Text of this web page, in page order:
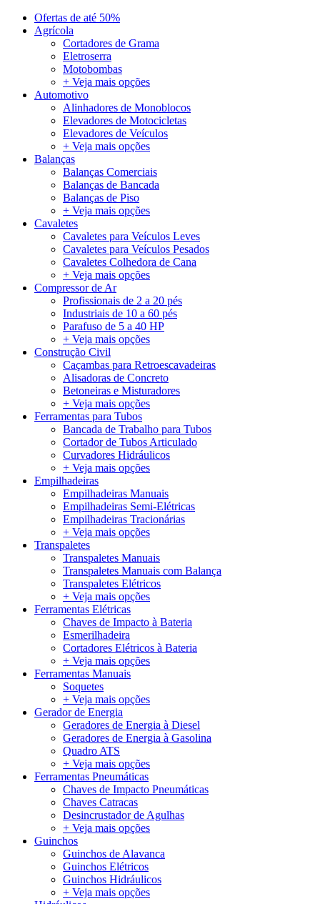
Ofertas de até 50%
Agrícola
Cortadores de Grama
Eletroserra
Motobombas
+ Veja mais opções
Automotivo
Alinhadores de Monoblocos
Elevadores de Motocicletas
Elevadores de Veículos
+ Veja mais opções
Balanças
Balanças Comerciais
Balanças de Bancada
Balanças de Piso
+ Veja mais opções
Cavaletes
Cavaletes para Veículos Leves
Cavaletes para Veículos Pesados
Cavaletes Colhedora de Cana
+ Veja mais opções
Compressor de Ar
Profissionais de 2 a 20 pés
Industriais de 10 a 60 pés
Parafuso de 5 a 40 HP
+ Veja mais opções
Construção Civil
Caçambas para Retroescavadeiras
Alisadoras de Concreto
Betoneiras e Misturadores
+ Veja mais opções
Ferramentas para Tubos
Bancada de Trabalho para Tubos
Cortador de Tubos Articulado
Curvadores Hidráulicos
+ Veja mais opções
Empilhadeiras
Empilhadeiras Manuais
Empilhadeiras Semi-Elétricas
Empilhadeiras Tracionárias
+ Veja mais opções
Transpaletes
Transpaletes Manuais
Transpaletes Manuais com Balança
Transpaletes Elétricos
+ Veja mais opções
Ferramentas Elétricas
Chaves de Impacto à Bateria
Esmerilhadeira
Cortadores Elétricos à Bateria
+ Veja mais opções
Ferramentas Manuais
Soquetes
+ Veja mais opções
Gerador de Energia
Geradores de Energia à Diesel
Geradores de Energia à Gasolina
Quadro ATS
+ Veja mais opções
Ferramentas Pneumáticas
Chaves de Impacto Pneumáticas
Chaves Catracas
Desincrustador de Agulhas
+ Veja mais opções
Guinchos
Guinchos de Alavanca
Guinchos Elétricos
Guinchos Hidráulicos
+ Veja mais opções